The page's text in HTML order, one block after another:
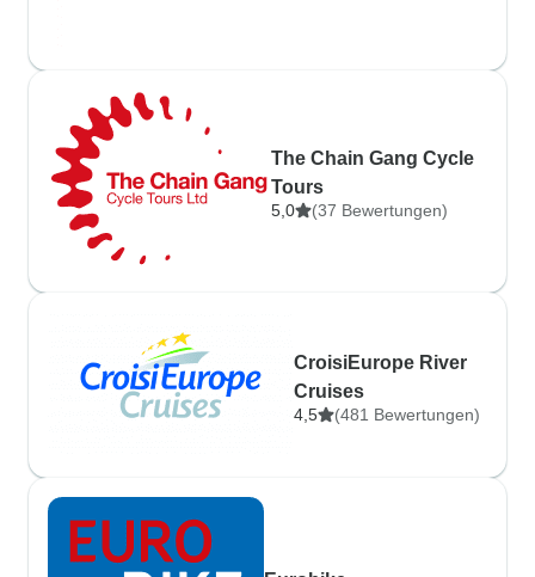
The Chain Gang Cycle
Tours
5,0 (37 Bewertungen)
CroisiEurope River
Cruises
4,5 (481 Bewertungen)